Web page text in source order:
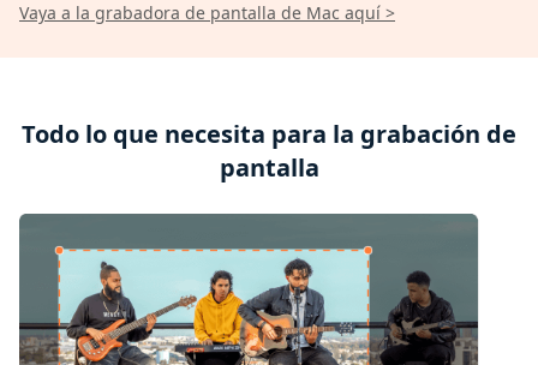
Vaya a la grabadora de pantalla de Mac aquí >
Todo lo que necesita para la grabación de
pantalla